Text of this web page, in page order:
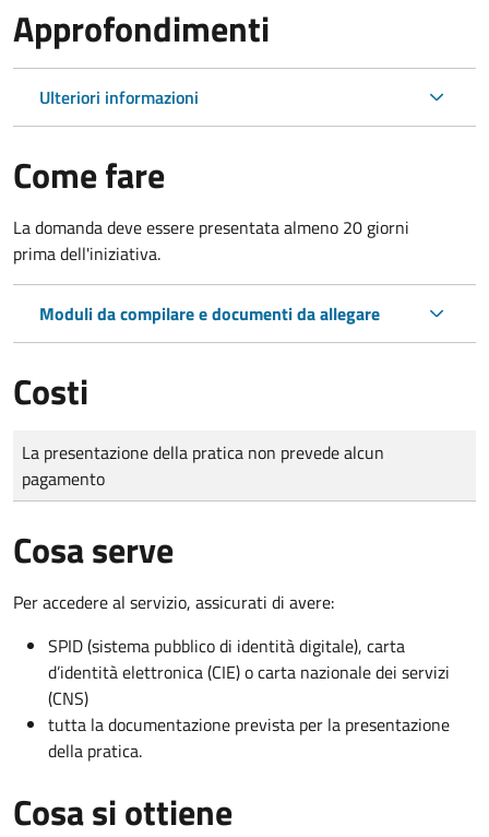
Approfondimenti
Ulteriori informazioni
Come fare
La domanda deve essere presentataalmeno 20 giorni
primadell'iniziativa.
Moduli da compilare e documenti da allegare
Costi
Tipo di pagamento
Importo
La presentazione della pratica non prevede alcun
pagamento
Cosa serve
Per accedere al servizio, assicurati di avere:
SPID (sistema pubblico di identità digitale), carta
d’identità elettronica (CIE) o carta nazionale dei servizi
(CNS)
tutta la documentazione prevista per la presentazione
della pratica.
Cosa si ottiene